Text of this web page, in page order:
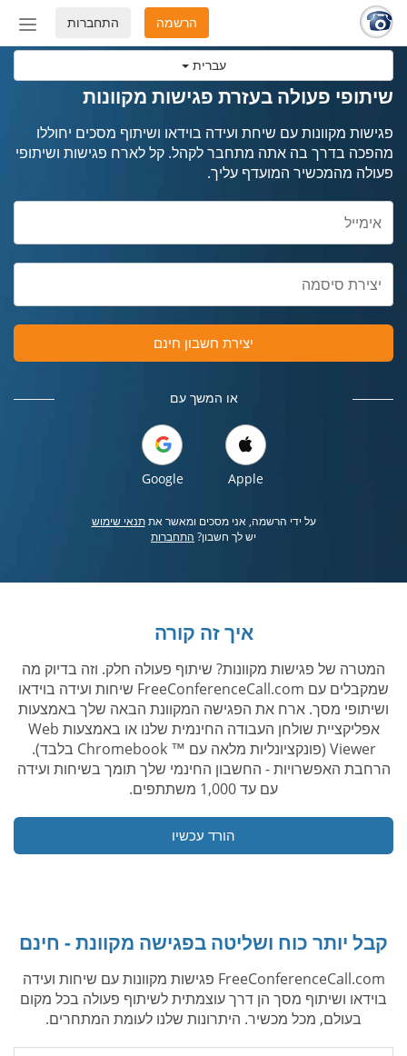
עברית
מצב
התחברות הרשמה
שיתופי פעולה בעזרת פגישות מקוונות
פגישות מקוונות עם שיחת ועידה בוידאו ושיתוף מסכים יחוללו
מהפכה בדרך בה אתה מתחבר לקהל. קל לארח פגישות ושיתופי
פעולה מהמכשיר המועדף עליך.
יצירת חשבון חינם
או המשך עם
Apple
Google
על ידי הרשמה, אני מסכים ומאשר אתתנאי שימוש
יש לך חשבון? התחברות
איך זה קורה
המטרה של פגישות מקוונות? שיתוף פעולה חלק. וזה בדיוק מה
שמקבלים עם FreeConferenceCall.com שיחות ועידה בוידאו
ושיתופי מסך. ארח את הפגישה המקוונת הבאה שלך באמצעות
אפליקציית שולחן העבודה החינמית שלנו או באמצעות Web
Viewer (פונקציונליות מלאה עם ™ Chromebook בלבד).
הרחבת האפשרויות - החשבון החינמי שלך תומך בשיחות ועידה
עם עד 1,000 משתתפים.
הורד עכשיו
קבל יותר כוח ושליטה בפגישה מקוונת - חינם
FreeConferenceCall.com פגישות מקוונות עם שיחות ועידה
בוידאו ושיתוף מסך הן דרך עוצמתית לשיתוף פעולה בכל מקום
בעולם, מכל מכשיר. היתרונות שלנו לעומת המתחרים.